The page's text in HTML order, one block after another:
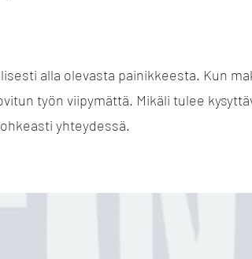
alla olevasta painikkeesta. Kun
työn viipymättä. Mikäli tulee
yhteydessä.